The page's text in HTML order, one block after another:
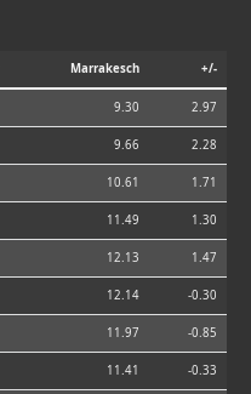
Marrakesch +/-
9.30 2.97
9.66 2.28
10.61 1.71
11.49 1.30
12.13 1.47
12.14 -0.30
11.97 -0.85
11.41 -0.33